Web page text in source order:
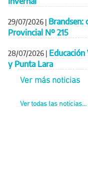
29/07/2026 | Brandsen:
Provincial Nº 215
28/07/2026 |
y Punta Lara
Ver más noticias
Ver todas las noticias...